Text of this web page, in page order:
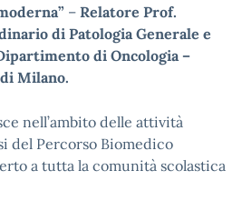
– Relatore Prof.
di Patologia Generale e
di Oncologia –
Milano.
nell’ambito delle attività
del Percorso Biomedico
a tutta la comunità scolastica